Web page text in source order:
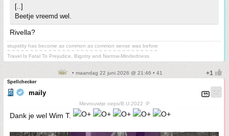
[..]
Beetje vreemd wel.
Rivella?
stupidity has become as common as common sense was before
~ ~ ~ ~ ~ ~ ~ ~ ~ ~ ~ ~ ~ ~ ~ ~ ~ ~ ~ ~ ~ ~ ~ ~ ~ ~ ~ ~ ~ ~ ~ ~ ~
Travel Is Fatal To Prejudice, Bigotry and Narrow-Mindedness
• maandag 22 juni 2026 @ 21:46 • 41
Spellchecker
maily
Mevrouwtje oeps/B.U.2022 :P
Dank je wel Wim T.